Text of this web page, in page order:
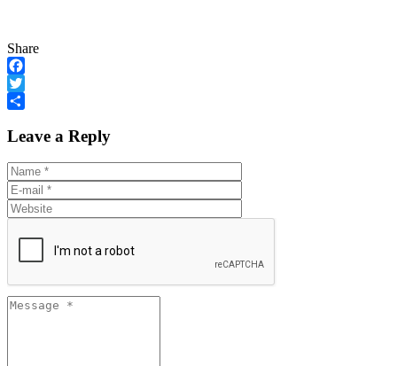
Share
Facebook
Twitter
Leave a Reply